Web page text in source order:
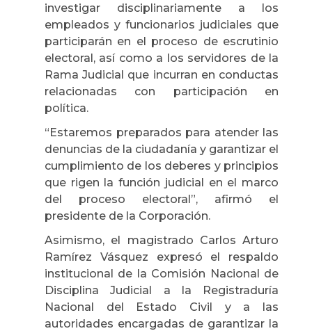
investigar disciplinariamente a los
empleados y funcionarios judiciales que
participarán en el proceso de escrutinio
electoral, así como a los servidores de la
Rama Judicial que incurran en conductas
relacionadas con participación en
política.
“Estaremos preparados para atender las
denuncias de la ciudadanía y garantizar el
cumplimiento de los deberes y principios
que rigen la función judicial en el marco
del proceso electoral”, afirmó el
presidente de la Corporación.
Asimismo, el magistrado Carlos Arturo
Ramírez Vásquez expresó el respaldo
institucional de la Comisión Nacional de
Disciplina Judicial a la Registraduría
Nacional del Estado Civil y a las
autoridades encargadas de garantizar la